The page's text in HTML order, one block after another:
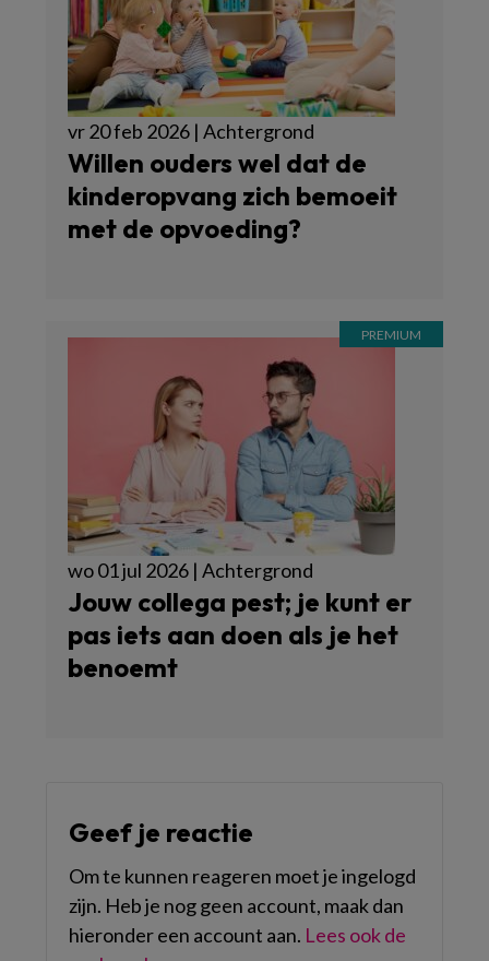
vr 20 feb 2026 | Achtergrond
Willen ouders wel dat de
kinderopvang zich bemoeit
met de opvoeding?
wo 01 jul 2026 | Achtergrond
Jouw collega pest; je kunt er
pas iets aan doen als je het
benoemt
Geef je reactie
Om te kunnen reageren moet je ingelogd
zijn. Heb je nog geen account, maak dan
hieronder een account aan. Lees ook de